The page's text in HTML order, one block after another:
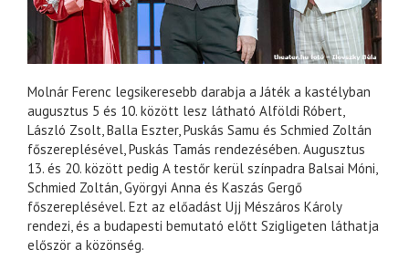
Molnár Ferenc legsikeresebb darabja a Játék a kastélyban
augusztus 5 és 10. között lesz látható Alföldi Róbert,
László Zsolt, Balla Eszter, Puskás Samu és Schmied Zoltán
főszereplésével, Puskás Tamás rendezésében. Augusztus
13. és 20. között pedig A testőr kerül színpadra Balsai Móni,
Schmied Zoltán, Györgyi Anna és Kaszás Gergő
főszereplésével. Ezt az előadást Ujj Mészáros Károly
rendezi, és a budapesti bemutató előtt Szigligeten láthatja
először a közönség.